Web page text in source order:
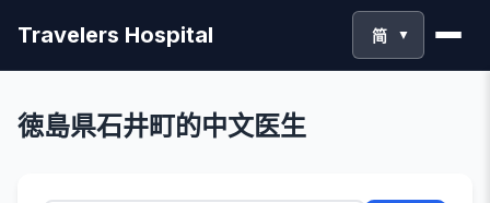
Travelers Hospital 简 ▼
徳島県石井町的中文医生